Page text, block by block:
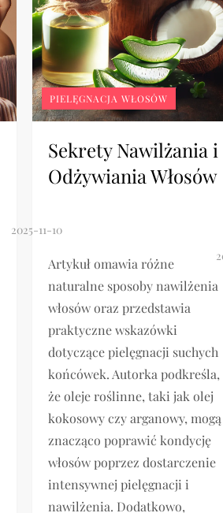
PIELĘGNACJA WŁOSÓW
Sekrety Nawilżania i
Odżywiania Włosów
Artykuł omawia różne
naturalne sposoby nawilżenia
włosów oraz przedstawia
praktyczne wskazówki
dotyczące pielęgnacji suchych
końcówek. Autorka podkreśla,
że oleje roślinne, taki jak olej
kokosowy czy arganowy, mogą
znacząco poprawić kondycję
włosów poprzez dostarczenie
intensywnej pielęgnacji i
nawilżenia. Dodatkowo,